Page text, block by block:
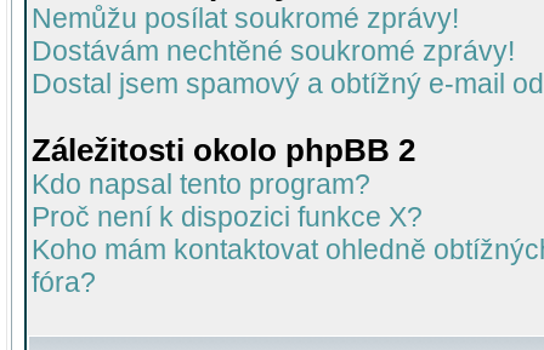
Nemůžu posílat soukromé zprávy!
Dostávám nechtěné soukromé zprávy!
Dostal jsem spamový a obtížný e-mail
Záležitosti okolo phpBB 2
Kdo napsal tento program?
Proč není k dispozici funkce X?
Koho mám kontaktovat ohledně
fóra?